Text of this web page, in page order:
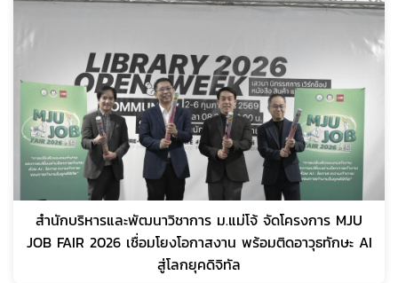
สำนักบริหารและพัฒนาวิชาการ ม.แม่โจ้ จัดโครงการ MJU
JOB FAIR 2026 เชื่อมโยงโอกาสงาน พร้อมติดอาวุธทักษะ AI
สู่โลกยุคดิจิทัล